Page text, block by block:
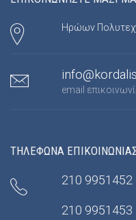
Ηρώων
email
ΤΗΛΕΦΩΝΑ
210 9951452
210 9951453